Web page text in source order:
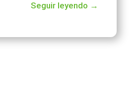
Seguir leyendo →